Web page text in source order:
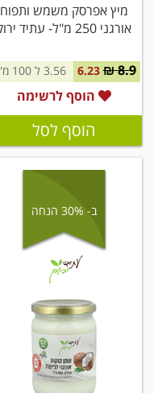
מיץ אפרסק משמש ותפוח
אורגני 250 מ"ל- עתיד ירוק
8.9 ₪
6.23 3.56 ל 100 מ''ל
הוסף לרשימה
הוסף לסל
ב- 30% הנחה